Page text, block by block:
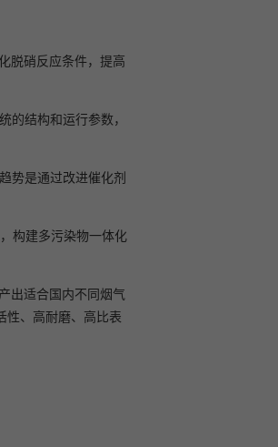
脱硝反应条件，提高
的结构和运行参数，
势是通过改进催化剂
构建多污染物一体化
出适合国内不同烟气
性、高耐磨、高比表